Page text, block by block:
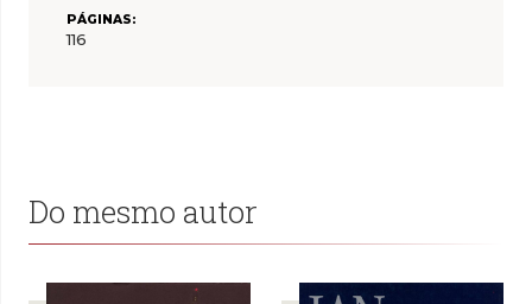
PÁGINAS:
116
Do mesmo autor